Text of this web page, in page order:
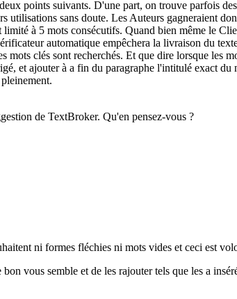
points suivants. D'une part, on trouve parfois
utilisations sans doute. Les Auteurs gagneraient
à 5 mots consécutifs. Quand bien même le
automatique empêchera la livraison du
mots clés sont recherchés. Et que dire lorsque les
et ajouter à a fin du paragraphe l'intitulé exact
de TextBroker. Qu'en pensez-vous ?
ni formes fléchies ni mots vides et ceci est
vous semble et de les rajouter tels que les a